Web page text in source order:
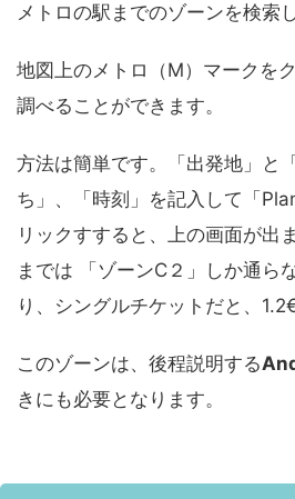
メトロの駅までのゾーンを検索
地図上のメトロ（M）マークを
調べることができます。
方法は簡単です。「出発地」と
ち」、「時刻」を記入して「
リックすすると、上の画面が出
までは 「ゾーンC２」しか通ら
り、シングルチケットだと、
このゾーンは、後程説明する
きにも必要となります。